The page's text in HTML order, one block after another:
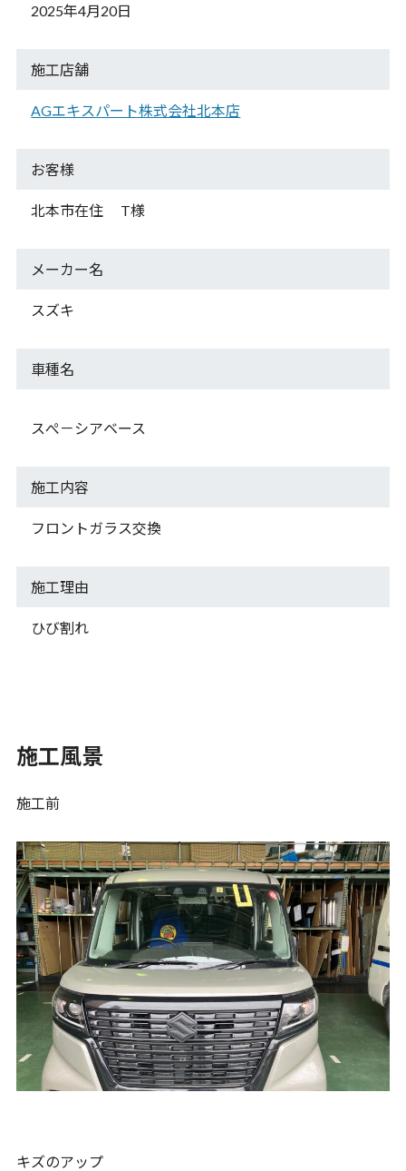
2025年4月20日
施工店舗
AGエキスパート株式会社北本店
お客様
北本市在住 T様
メーカー名
スズキ
車種名
スぺ－シアベース
施工内容
フロントガラス交換
施工理由
ひび割れ
施工風景
施工前
キズのアップ